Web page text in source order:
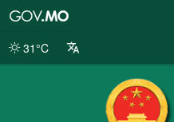
da
31°C